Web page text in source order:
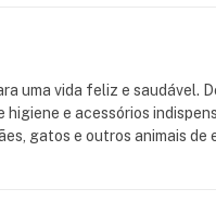
uma vida feliz e saudável.
e acessórios
gatos e outros animais de